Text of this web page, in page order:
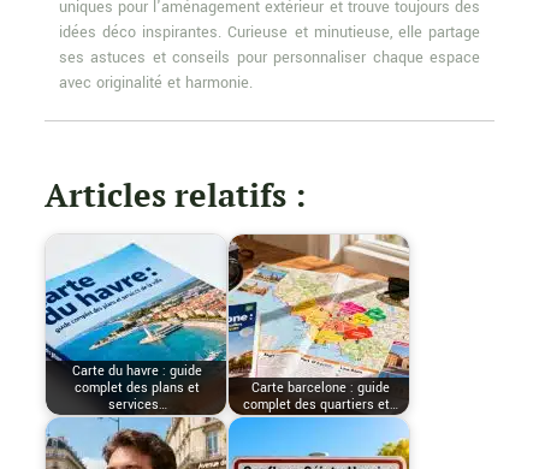
uniques pour l'aménagement extérieur et trouve toujours des
idées déco inspirantes. Curieuse et minutieuse, elle partage
ses astuces et conseils pour personnaliser chaque espace
avec originalité et harmonie.
Articles relatifs :
Carte du havre : guide
complet des plans et
services…
Carte barcelone : guide
complet des quartiers et…